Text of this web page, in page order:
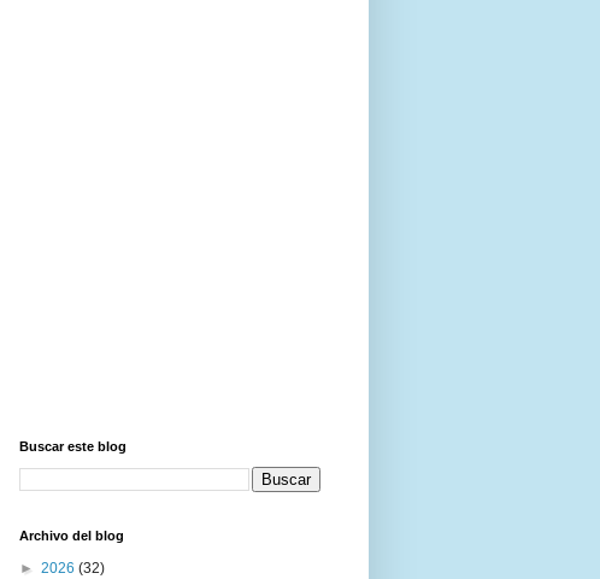
Buscar este blog
Archivo del blog
► 2026 (32)